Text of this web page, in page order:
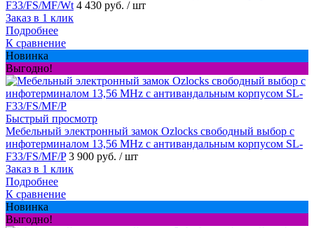
F33/FS/MF/Wt 4 430 руб. / шт
Заказ в 1 клик
Подробнее
К сравнение
Новинка
Выгодно!
Быстрый просмотр
Мебельный электронный замок Ozlocks свободный выбор с
инфотерминалом 13,56 MHz с антивандальным корпусом SL-
F33/FS/MF/P 3 900 руб. / шт
Заказ в 1 клик
Подробнее
К сравнение
Новинка
Выгодно!